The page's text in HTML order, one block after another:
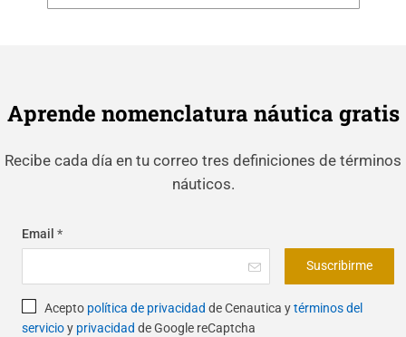
Aprende nomenclatura náutica gratis
Recibe cada día en tu correo tres definiciones de términos
náuticos.
Email *
Suscribirme
Acepto política de privacidad de Cenautica ytérminos del
servicioy privacidad de Google reCaptcha